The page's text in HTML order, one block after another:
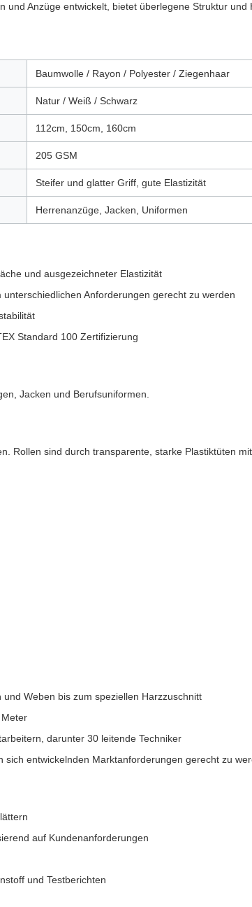
und Anzüge entwickelt, bietet überlegene Struktur und
Baumwolle / Rayon / Polyester / Ziegenhaar
Natur / Weiß / Schwarz
112cm, 150cm, 160cm
205 GSM
Steifer und glatter Griff, gute Elastizität
Herrenanzüge, Jacken, Uniformen
und ausgezeichneter Elastizität
Anforderungen gerecht zu werden
Standard 100 Zertifizierung
Jacken und Berufsuniformen.
Rollen sind durch transparente, starke Plastiktüten
Weben bis zum speziellen Harzzuschnitt
darunter 30 leitende Techniker
sich entwickelnden Marktanforderungen gerecht zu
auf Kundenanforderungen
und Testberichten